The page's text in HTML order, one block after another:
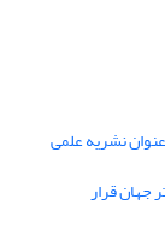
نشریه علمی
جهان قرار